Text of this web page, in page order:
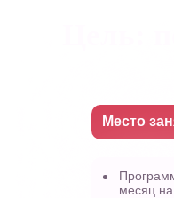
месяц
Место